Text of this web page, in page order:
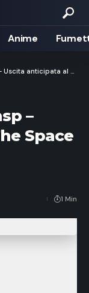
Anime
al The Space cinema
–
Space
1 Min